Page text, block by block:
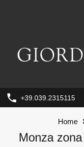
+39.039.2315115
Home
Monza